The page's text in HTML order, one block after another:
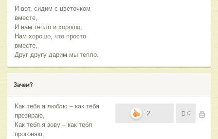
И вот, сидим с цветочком
вместе,
И нам тепло и хорошо,
Нам хорошо, что просто
вместе,
Друг другу дарим мы тепло.
Зачем?
Как тебя я люблю – как тебя
презираю,
Как тебя я зову – как тебя
прогоняю,
2 0